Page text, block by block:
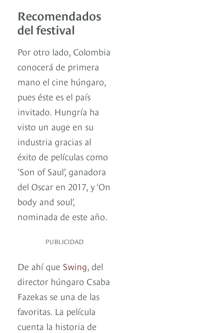
Recomendados
del festival
Por otro lado, Colombia
conocerá de primera
mano el cine húngaro,
pues éste es el país
invitado. Hungría ha
visto un auge en su
industria gracias al
éxito de películas como
‘Son of Saul’, ganadora
del Oscar en 2017, y ‘On
body and soul’,
nominada de este año.
PUBLICIDAD
De ahí que Swing, del
director húngaro Csaba
Fazekas se una de las
favoritas. La película
cuenta la historia de